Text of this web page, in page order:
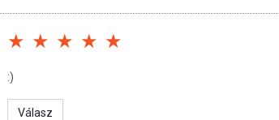
való átalakításában
(2400mg)
elkeverve fogyasztható. Ügyeljünk a folyamatos
:)
Válasz